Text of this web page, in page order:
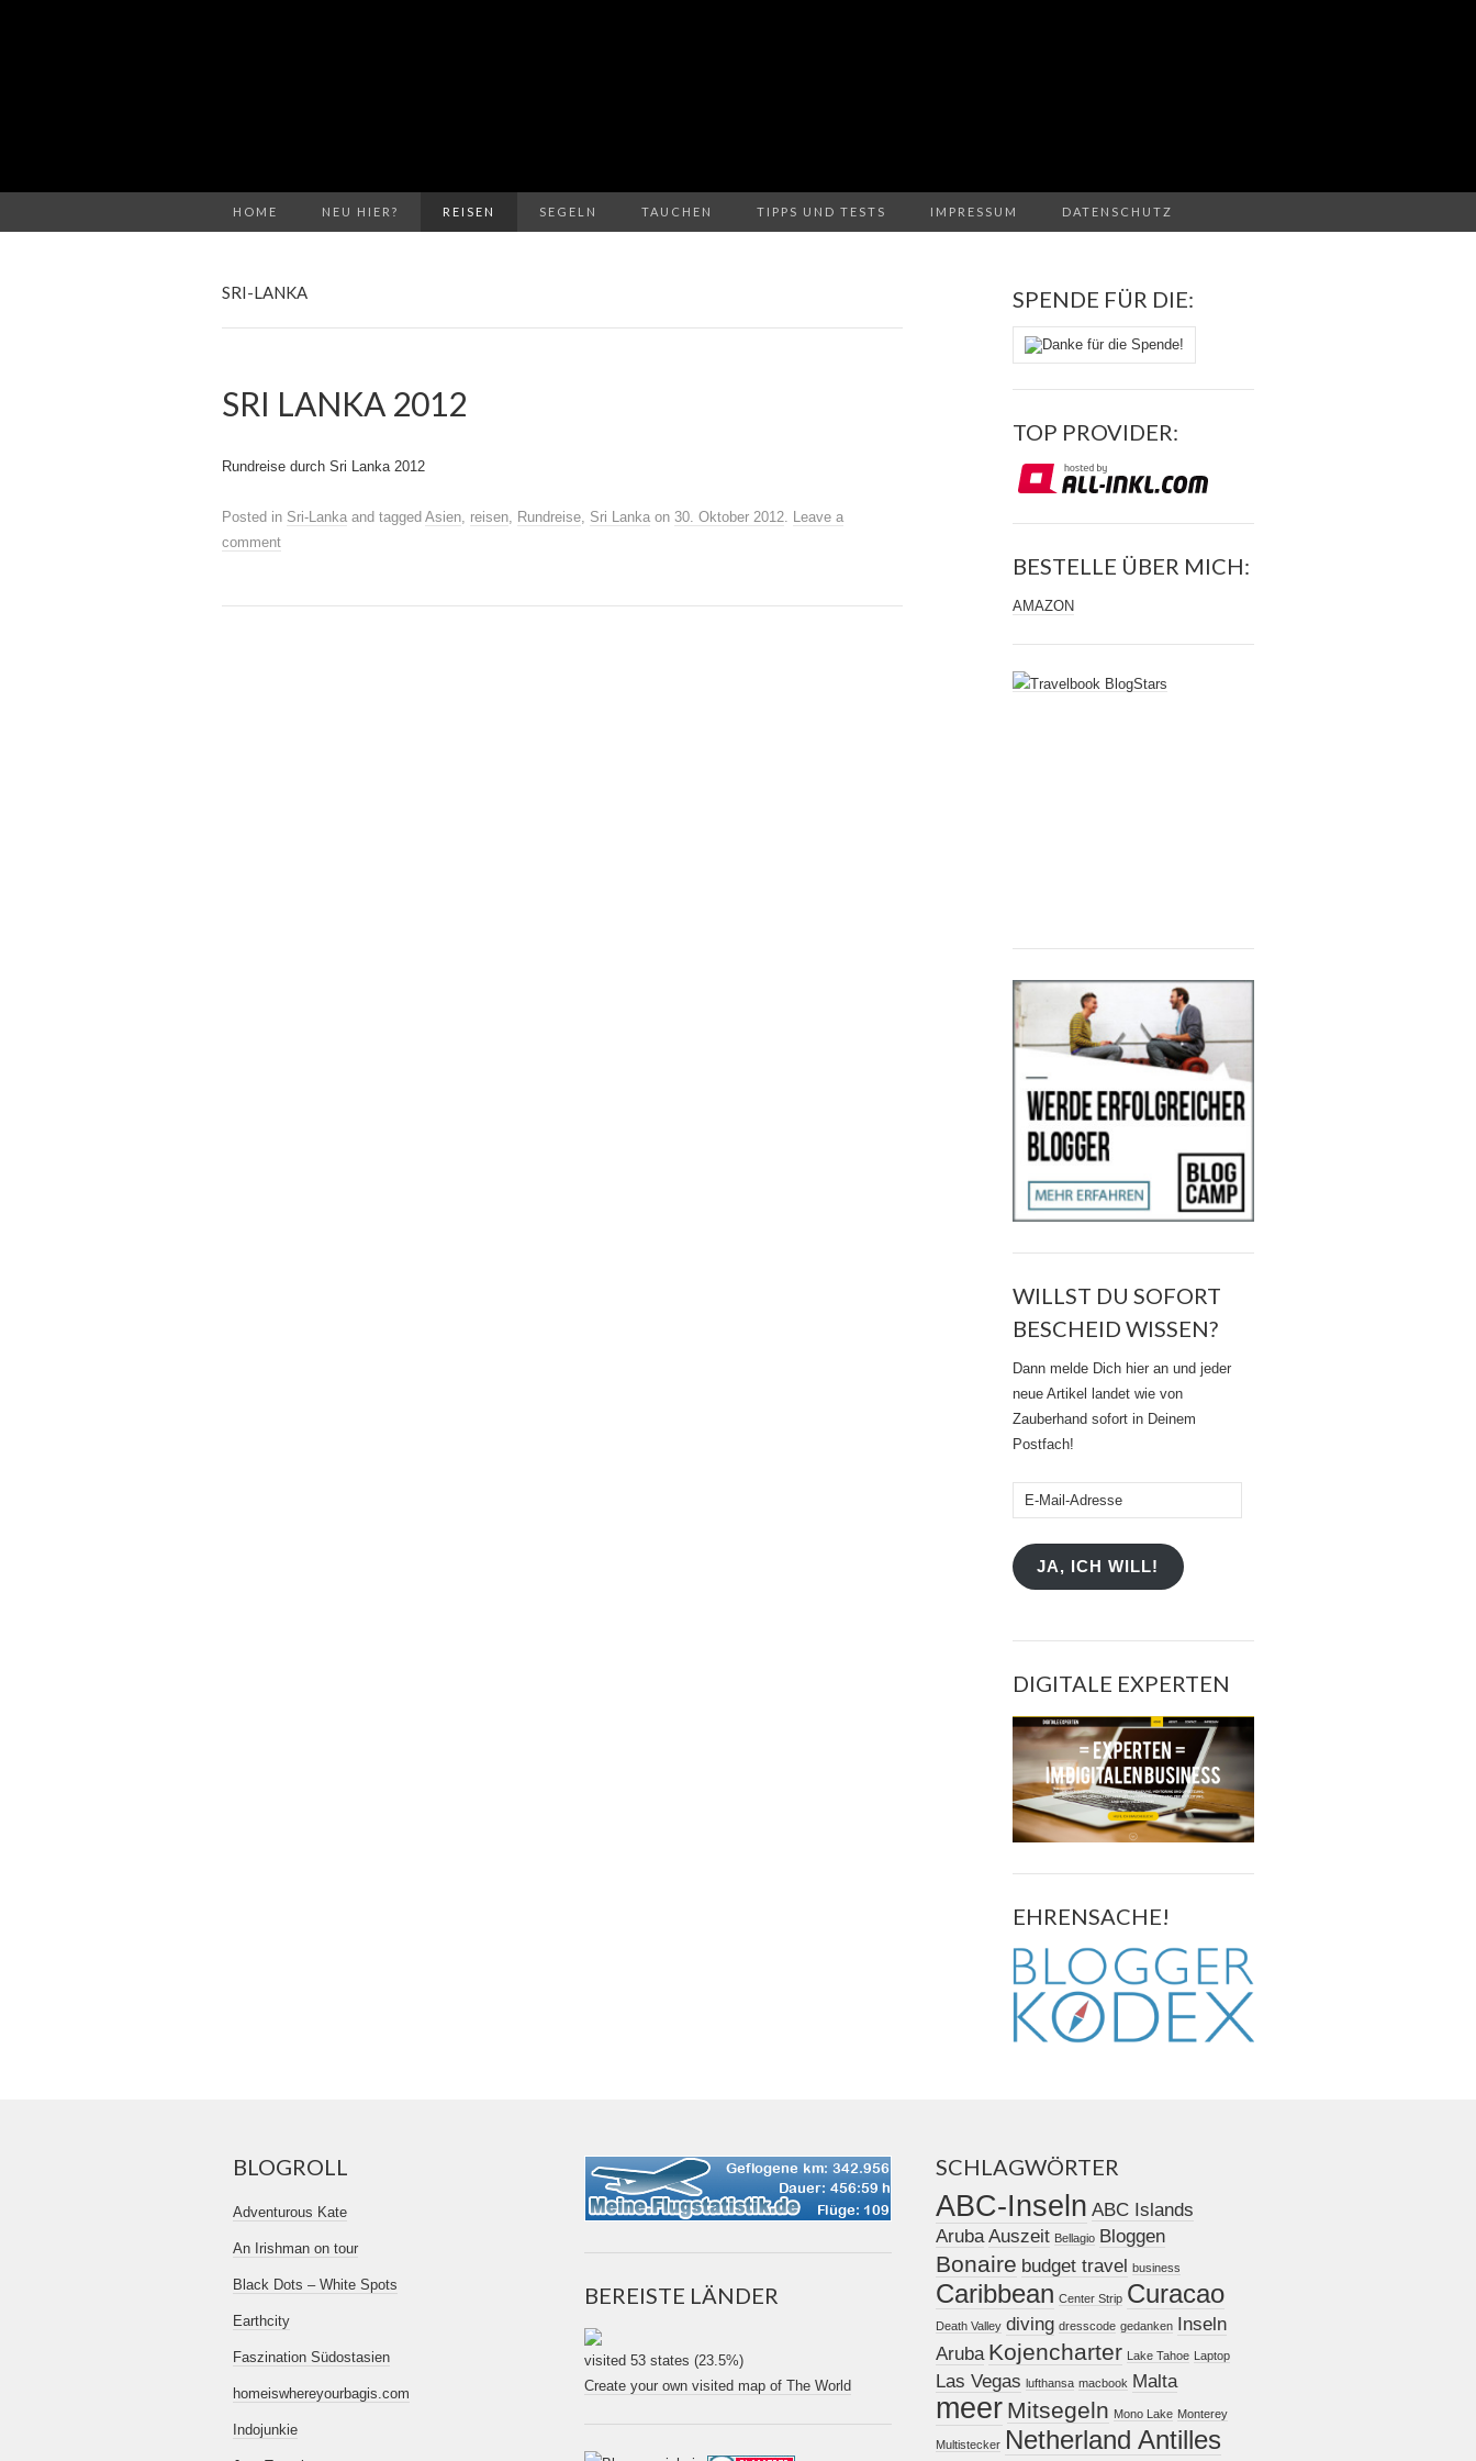
HOME NEU HIER? REISEN SEGELN TAUCHEN TIPPS UND TESTS IMPRESSUM DATENSCHUTZ
nach:
SRI-LANKA
SRI LANKA 2012
Rundreise durch Sri Lanka 2012
Posted in Sri-Lanka and tagged Asien, reisen, Rundreise, Sri Lanka on 30. Oktober 2012. Leave a
comment
SPENDE FÜR DIE:
TOP PROVIDER:
BESTELLE ÜBER MICH:
AMAZON
WILLST DU SOFORT
BESCHEID WISSEN?
Dann melde Dich hier an und jeder
neue Artikel landet wie von
Zauberhand sofort in Deinem
Postfach!
Mail-
Adresse
JA, ICH WILL!
DIGITALE EXPERTEN
EHRENSACHE!
BLOGROLL
Adventurous Kate
An Irishman on tour
Black Dots – White Spots
Earthcity
Faszination Südostasien
homeiswhereyourbagis.com
Indojunkie
BEREISTE LÄNDER
visited 53 states (23.5%)
Create your own visited map of The World
SCHLAGWÖRTER
ABC-Inseln ABC Islands
Aruba Auszeit Bellagio Bloggen
Bonaire budget travel business
Caribbean Center Strip Curacao
Death Valley diving dresscode gedanken Inseln
Aruba Kojencharter Lake Tahoe Laptop
Las Vegas lufthansa macbook Malta
meer Mitsegeln Mono Lake Monterey
Multistecker Netherland Antilles